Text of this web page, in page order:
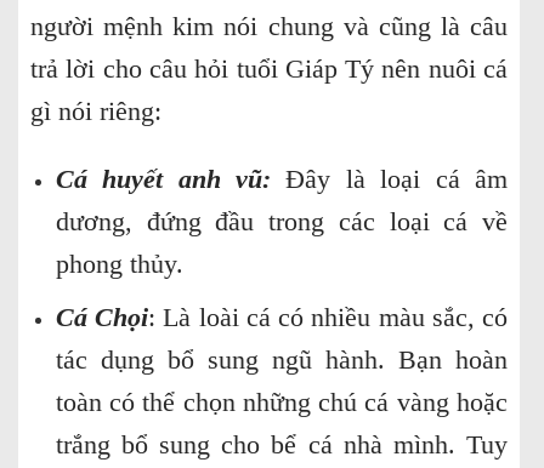
người mệnh kim nói chung và cũng là câu
trả lời cho câu hỏi tuổi Giáp Tý nên nuôi cá
gì nói riêng:
Cá huyết anh vũ: Đây là loại cá âm
dương, đứng đầu trong các loại cá về
phong thủy.
Cá Chọi: Là loài cá có nhiều màu sắc, có
tác dụng bổ sung ngũ hành. Bạn hoàn
toàn có thể chọn những chú cá vàng hoặc
trắng bổ sung cho bể cá nhà mình. Tuy